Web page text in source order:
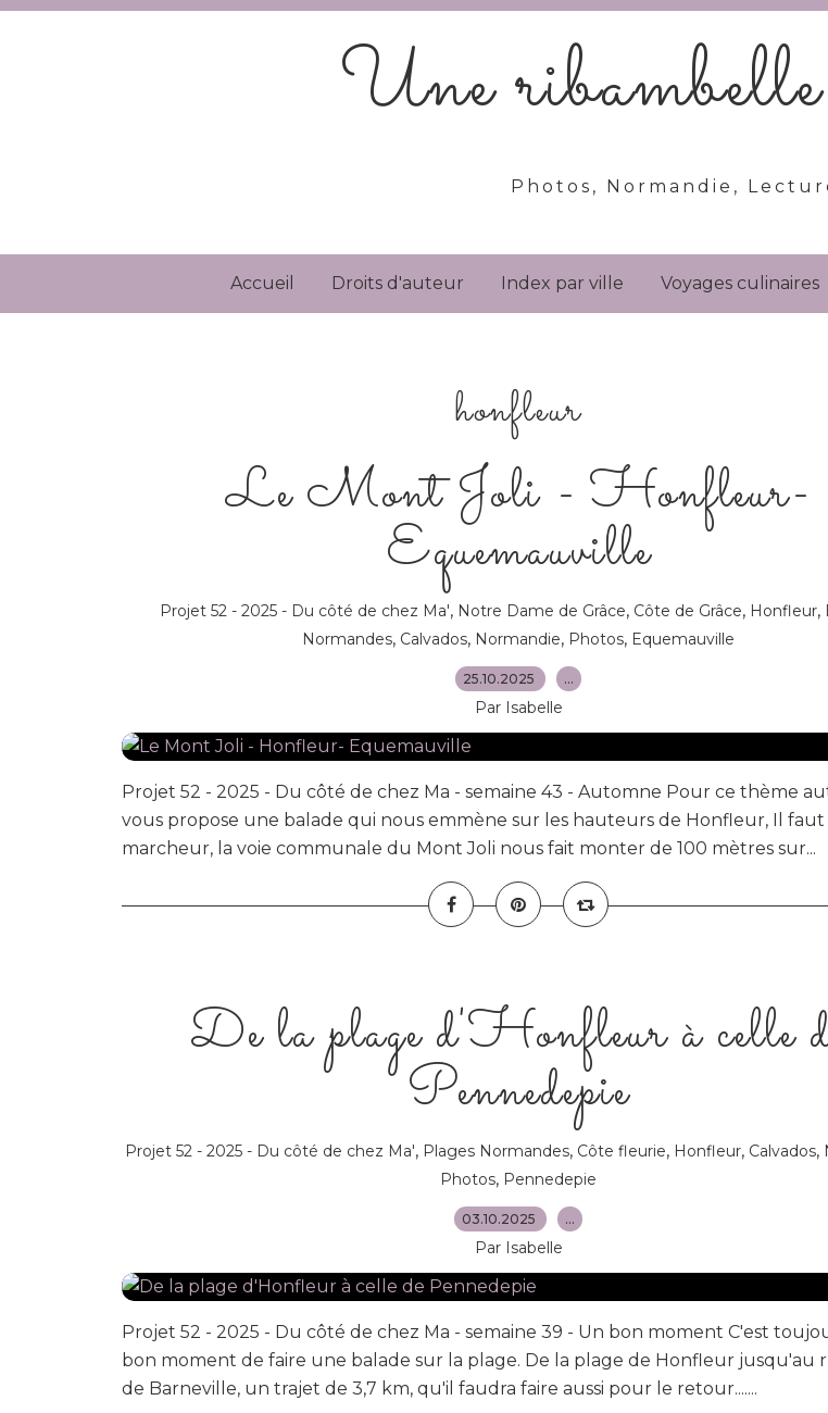
Une
Photos, Normandie,
Accueil Droits d'auteur Index par ville Voyages culinaires
honfleur
Le Mont Joli - Honfleur-
Equemauville
Projet 52 - 2025 - Du côté de chez Ma', Notre Dame de Grâce, Côte de Grâce, Honfleur,
Normandes, Calvados, Normandie, Photos, Equemauville
25.10.2025 …
Par Isabelle
Projet 52 - 2025 - Du côté de chez Ma - semaine 43 - Automne Pour ce thème
vous propose une balade qui nous emmène sur les hauteurs de Honfleur, Il
marcheur, la voie communale du Mont Joli nous fait monter de 100 mètres sur...
De la plage d'Honfleur à celle
Pennedepie
Projet 52 - 2025 - Du côté de chez Ma', Plages Normandes, Côte fleurie, Honfleur, Calvados,
Photos, Pennedepie
03.10.2025 …
Par Isabelle
Projet 52 - 2025 - Du côté de chez Ma - semaine 39 - Un bon moment C'est
bon moment de faire une balade sur la plage. De la plage de Honfleur jusqu'au
de Barneville, un trajet de 3,7 km, qu'il faudra faire aussi pour le retour.......